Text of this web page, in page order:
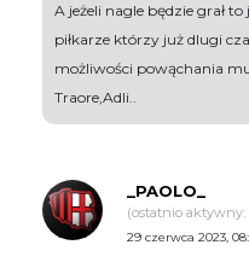
A jeżeli nagle będzie grał
piłkarze którzy już dlugi
możliwości powąchania
Traore,Adli..
_PAOLO_
(ostatnio
29 czerwca 2023,